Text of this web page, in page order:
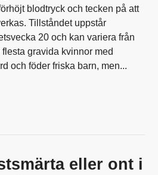
blodtryck och tecken på att
Tillståndet uppstår
20 och kan variera från
gravida kvinnor med
och föder friska barn, men...
eller ont i